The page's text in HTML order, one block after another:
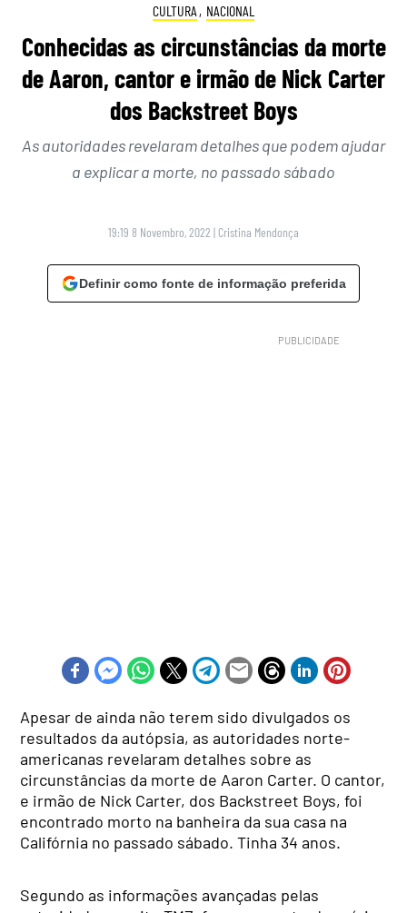
CULTURA , NACIONAL
Conhecidas as circunstâncias da morte
de Aaron, cantor e irmão de Nick Carter
dos Backstreet Boys
As autoridades revelaram detalhes que podem ajudar
a explicar a morte, no passado sábado
19:19 8 Novembro, 2022 | Cristina Mendonça
Definir como fonte de informação preferida
Apesar de ainda não terem sido divulgados os
resultados da autópsia, as autoridades norte-
americanas revelaram detalhes sobre as
circunstâncias da morte de Aaron Carter. O cantor,
e irmão de Nick Carter, dos Backstreet Boys, foi
encontrado morto na banheira da sua casa na
Califórnia no passado sábado. Tinha 34 anos.
Segundo as informações avançadas pelas